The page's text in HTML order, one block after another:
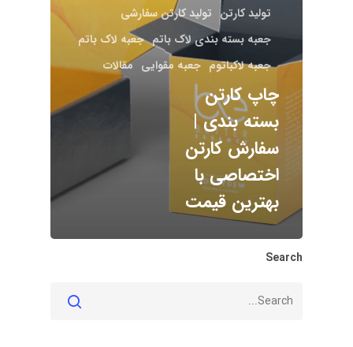
تولید کارتن تولید کارتن سفارشی
جعبه بسته بندی لاک باتم جعبه لاک باتم
جعبه لاکباتوم جعبه مقوایی مقالات
چاپ کارتن
بسته بندی |
سفارش کارتن
اختصاصی با
بهترین قیمت
Search